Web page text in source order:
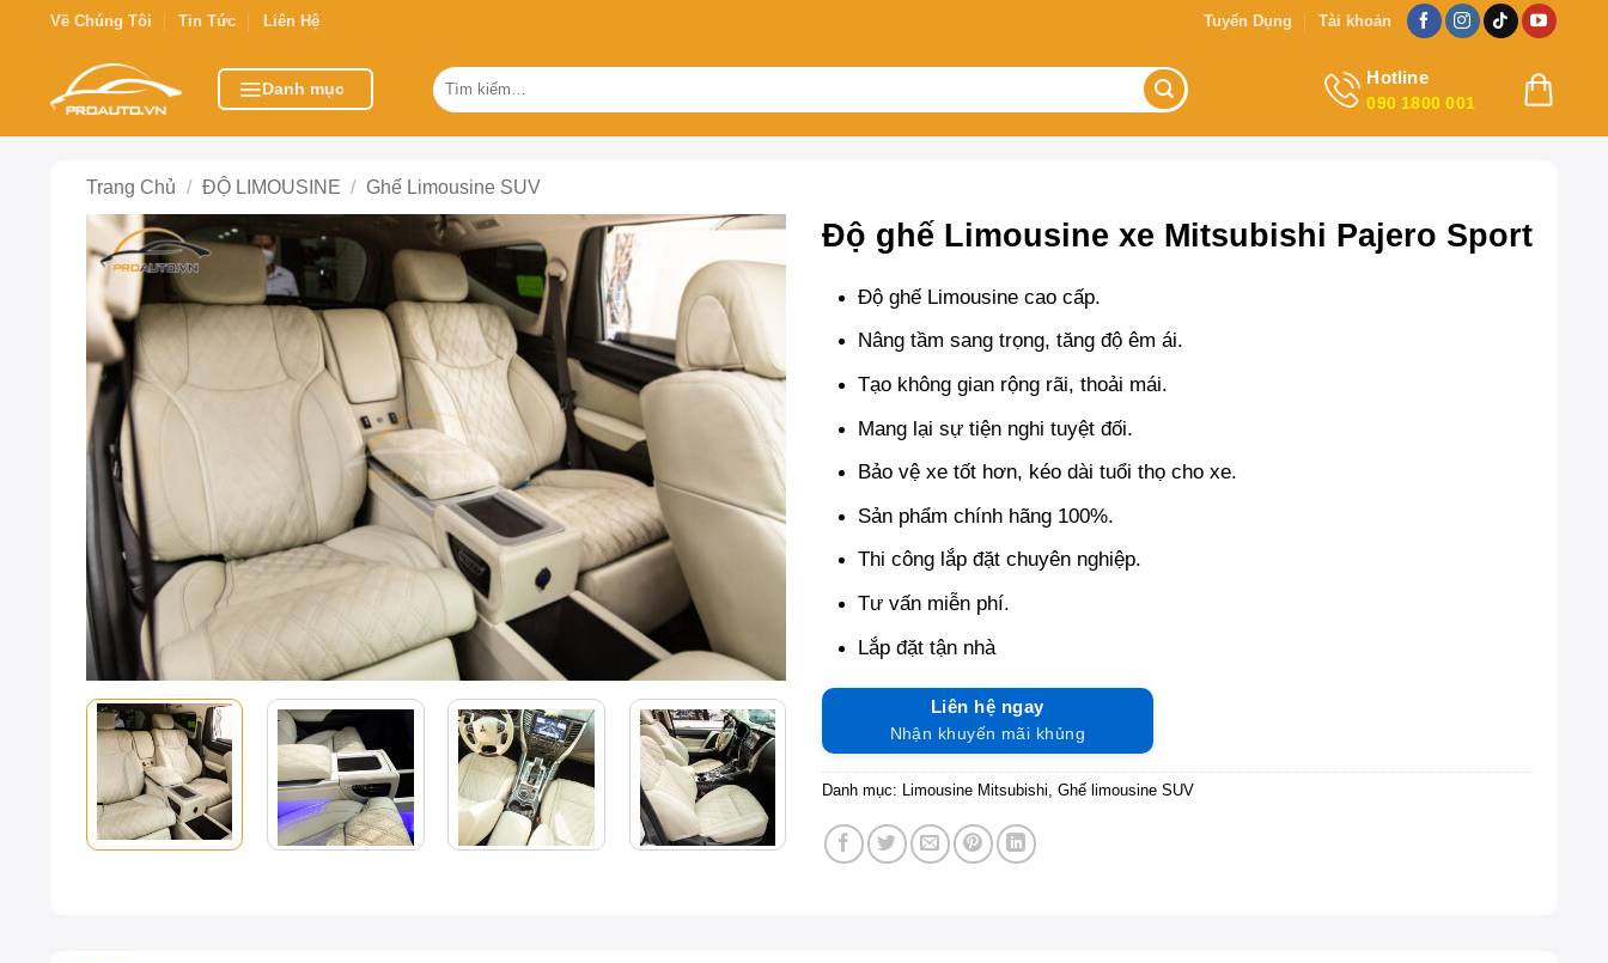
Về Chúng Tôi Tin Tức Liên Hệ Tuyển Dụng Tài khoản
Danh mục
Tìm
kiếm:
Hotline
090 1800 001
Trang Chủ / ĐỘ LIMOUSINE / Ghế Limousine SUV
Độ ghế Limousine xe Mitsubishi Pajero Sport
Độ ghế Limousine cao cấp.
Nâng tầm sang trọng, tăng độ êm ái.
Tạo không gian rộng rãi, thoải mái.
Mang lại sự tiện nghi tuyệt đối.
Bảo vệ xe tốt hơn, kéo dài tuổi thọ cho xe.
Sản phẩm chính hãng 100%.
Thi công lắp đặt chuyên nghiệp.
Tư vấn miễn phí.
Lắp đặt tận nhà
Liên hệ ngay
Nhận khuyến mãi khủng
Danh mục: Limousine Mitsubishi, Ghế limousine SUV